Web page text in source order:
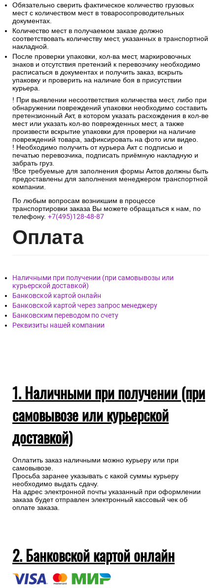
Обязательно сверить фактическое количество грузовых
мест с количеством мест в товаросопроводительных
документах.
Количество мест в получаемом заказе должно
соответствовать количеству мест, указанных в транспортной
накладной.
После проверки упаковки, кол-ва мест, маркировочных
знаков и отсутствия претензий к перевозчику необходимо
расписаться в документах и получить заказ, вскрыть
упаковку и проверить на наличие боя в присутствии
курьера.
! При выявлении несоответствия количества мест, либо при
обнаружении повреждений упаковки необходимо составить
претензионный Акт, в котором указать расхождения в кол-ве
мест или указать кол-во поврежденных мест, а также
произвести вскрытие упаковки для проверки на наличие
повреждений товара, зафиксировать на фото или видео.
! Необходимо получить от курьера Акт с подписью и
печатью перевозчика, подписать приёмную накладную и
забрать груз.
!Все требуемые для заполнения формы Актов должны быть
предоставлены для заполнения менеджером транспортной
компании.
По любым вопросам возникшим в процессе
транспортировки заказа Вы можете обращаться к нам, по
телефону. +7(495)128-48-87
Оплата
Наличными при получении (при самовывозы или
курьерской доставкой)
Банковской картой онлайн
Банковской картой через запрос менеджеру
Банковским переводом по счету
Реквизиты нашей компании
1. Наличными при получении (при
самовывозе или курьерской
доставкой)
Оплатить заказ наличными можно курьеру или при
самовывозе.
Просьба заранее указывать с какой суммы курьеру
необходимо выдать сдачу.
На адрес электронной почты указанный при оформлении
заказа будет отправлен электронный кассовый чек об
оплате заказа.
2. Банковской картой онлайн